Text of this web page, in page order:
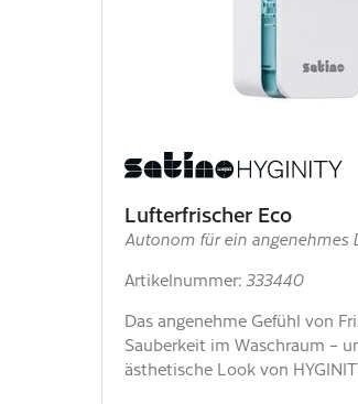
Lufterfrischer Eco
Autonom für ein angenehmes
Artikelnummer:333440
Das angenehme Gefühl von
Sauberkeit im Waschraum –
ästhetische Look von